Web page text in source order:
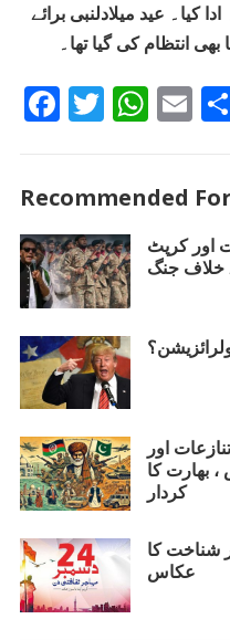
کیا۔ عید میلادلنبی برائے
انتظام کی گیا تھا۔
F
b
o
o
k
T
er
W
s
A
p
E
l
Recommended
اور کرپٹ
خلاف جنگ
اور
بھارت کا
کردار
شناخت کا
عکاس